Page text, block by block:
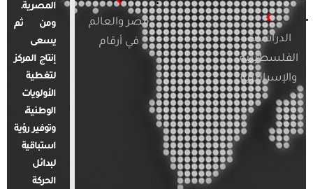
الدراسات
الفلسطينية
والإسرائيلية
مصر والعالم
في أرقام
المصرية.
ومن ثم
يسعى
إنتاج المركز
لتغطية
الأولويات
الوطنية،
وتوفير رؤية
استباقية
لبدائل
الحركة